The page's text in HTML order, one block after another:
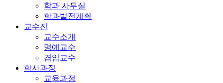
학과 사무실
학과발전계획
교수진
교수소개
명예교수
겸임교수
학사과정
교육과정